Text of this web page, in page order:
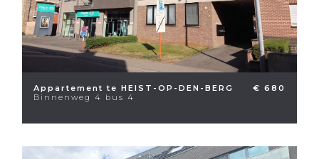
Appartement te HEIST-OP-DEN-BERG
Binnenweg 4 bus 4
€ 680